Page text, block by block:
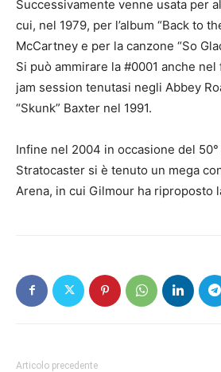
Successivamente venne usata per
cui, nel 1979, per l’album “Back to
McCartney e per la canzone “So
Si può ammirare la #0001 anche
jam session tenutasi negli Abbey
“Skunk” Baxter nel 1991.
Infine nel 2004 in occasione del
Stratocaster si è tenuto un mega
Arena, in cui Gilmour ha riproposto
Articolo precedente